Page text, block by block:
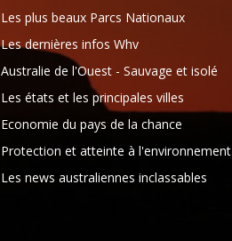
Les plus beaux Parcs Nationaux
Les dernières infos Whv
Australie de l'Ouest - Sauvage et isolé
Les états et les principales villes
Economie du pays de la chance
Protection et atteinte à l'environnement
Les news australiennes inclassables